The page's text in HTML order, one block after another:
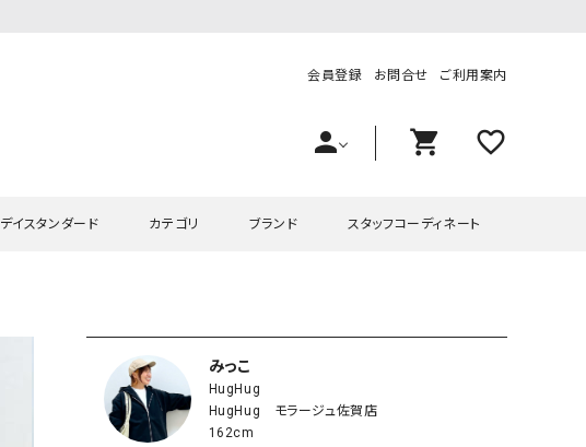
会員登録 お問合せ ご利用案内
person shopping_cart favorite_outline
デイスタンダード
チュニック
カテゴリ
ワンピース・チュニック
サロペット・オーバーオール
ブランド
ラッピンナイン/アンジェリコルーチェ
hagumu（ハグム）
her.（ハードット）
スタッフコーディネート
みっこ
HugHug
HugHug モラージュ佐賀店
162cm